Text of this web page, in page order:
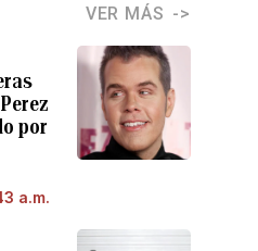
VER MÁS
por
a.m.